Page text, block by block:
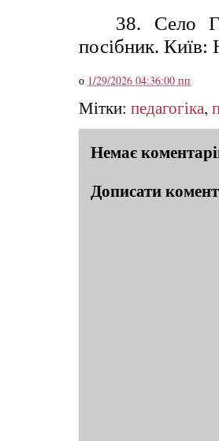
38. Село
посібник. Київ:
о 1/29/2026 04:36:00 пп
Мітки: педагогіка,
Немає
Дописати